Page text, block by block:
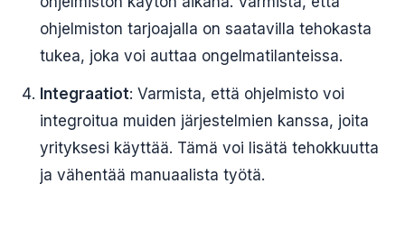
ohjelmiston tarjoajalla on saatavilla tehokasta
tukea, joka voi auttaa ongelmatilanteissa.
Integraatiot: Varmista, että ohjelmisto voi
integroitua muiden järjestelmien kanssa, joita
yrityksesi käyttää. Tämä voi lisätä tehokkuutta
ja vähentää manuaalista työtä.